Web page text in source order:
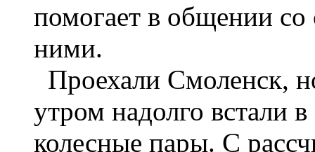
помогает в общении со
ними.
Проехали Смоленск,
утром надолго встали
колесные пары. С